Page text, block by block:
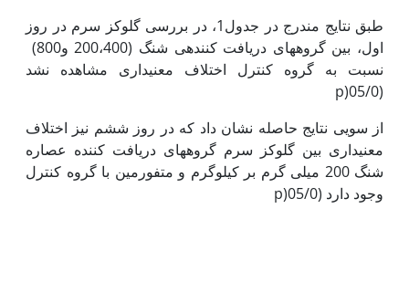
طبق نتایج مندرج در جدول1، در بررسی گلوکز سرم در روز
اول، بین گروه­های دریافت کننده­ی شنگ (200،400 و800)
نسبت به گروه کنترل اختلاف معنی‏داری مشاهده نشد
(05/0(p
از سویی نتایج حاصله نشان داد که در روز ششم نیز اختلاف
معنی‏داری بین گلوکز سرم گروه‏های دریافت کننده عصاره
شنگ 200 میلی گرم بر کیلوگرم و متفورمین با گروه کنترل
وجود دارد (05/0(p